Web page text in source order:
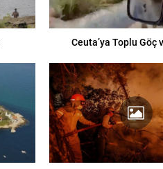
Ceuta’ya Toplu Göç